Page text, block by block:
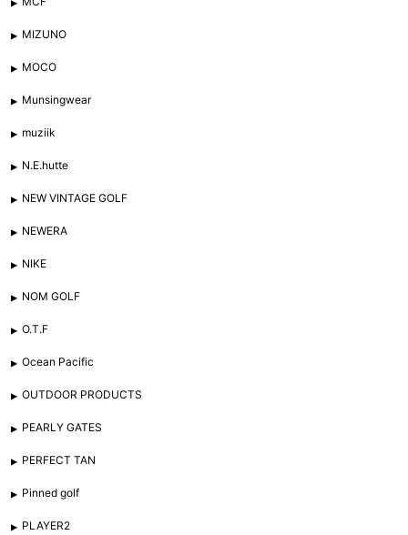
MIZUNO
MOCO
Munsingwear
muziik
N.E.hutte
NEW VINTAGE GOLF
NEWERA
NIKE
NOM GOLF
O.T.F
Ocean Pacific
OUTDOOR PRODUCTS
PEARLY GATES
PERFECT TAN
Pinned golf
PLAYER2